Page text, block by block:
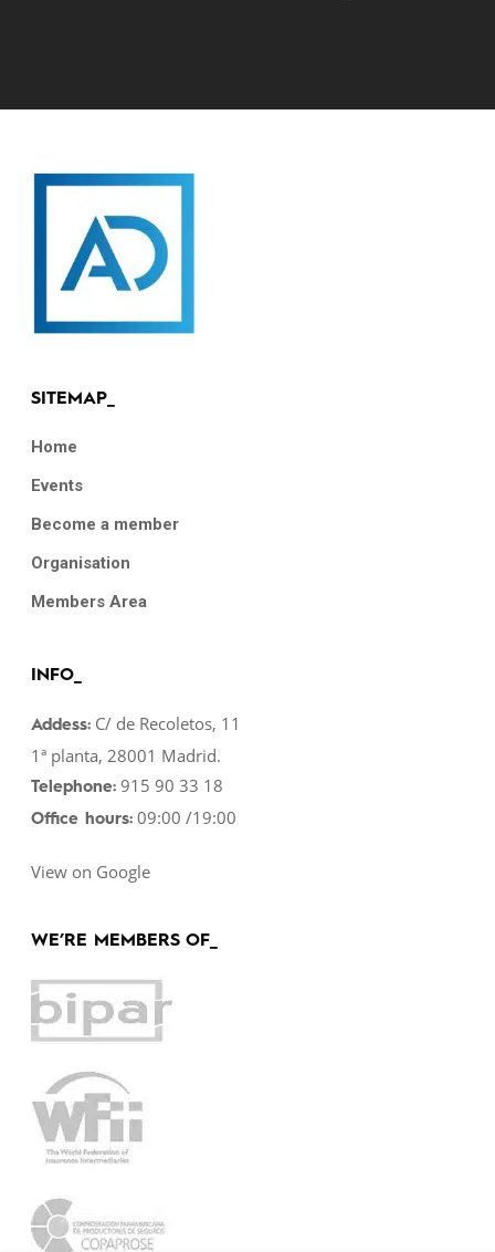
SITEMAP_
Home
Events
Become a member
Organisation
Members Area
INFO_
Addess: C/ de Recoletos, 11
1ª planta, 28001 Madrid.
Telephone: 915 90 33 18
Office hours: 09:00 /19:00
View on Google
WE’RE MEMBERS OF_